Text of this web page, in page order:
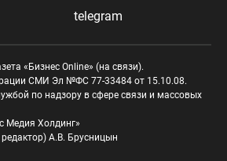
telegram
«Бизнес Online» (на связи).
СМИ Эл №ФС 77-33484 от 15.10.08.
по надзору в сфере связи и массовых
Медия Холдинг»
А.В. Брусницын